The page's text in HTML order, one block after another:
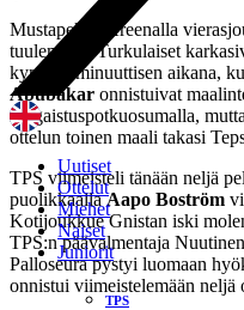
Uutiset
Ottelut
Miehet
Naiset
Juniorit
TPS
Mustapekka Areenalla
tuulemaan. Turkulaiset
kymmenminuuttisen aikana,
Abubakar onnistuivat
rangaistuspotkuosumalla,
ottelun toinen maali takasi
TPS viimeisteli tänään neljä
puolikkaallaAapo Boström
Kotijoukkue Gnistan iski
TPS:n päävalmentaja
Palloseura pystyi luomaan
onnistui viimeistelemään neljä